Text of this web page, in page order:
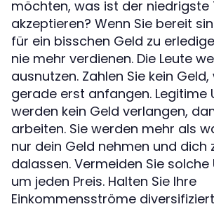
möchten, was ist der niedrigste
akzeptieren? Wenn Sie bereit
für ein bisschen Geld zu
nie mehr verdienen. Die Leute
ausnutzen. Zahlen Sie kein Geld,
gerade erst anfangen. Legitime
werden kein Geld verlangen,
arbeiten. Sie werden mehr als
nur dein Geld nehmen und dich
dalassen. Vermeiden Sie
um jeden Preis. Halten Sie Ihre
Einkommensströme